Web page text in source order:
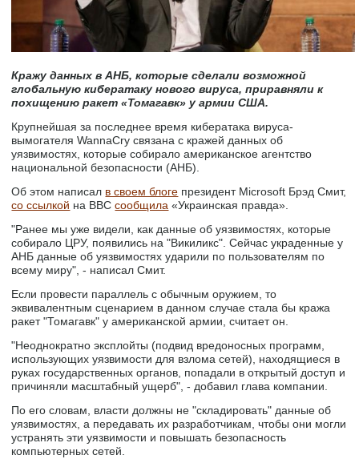
Кражу данных в АНБ, которые сделали возможной
глобальную кибератаку нового вируса, приравняли к
похищению ракет «Томагавк» у армии США.
Крупнейшая за последнее время кибератака вируса-
вымогателя WannaCry связана с кражей данных об
уязвимостях, которые собирало американское агентство
национальной безопасности (АНБ).
Об этом написал в своем блоге президент Microsoft Брэд Смит,
со ссылкой на BBCсообщила «Украинская правда».
"Ранее мы уже видели, как данные об уязвимостях, которые
собирало ЦРУ, появились на "Викиликс". Сейчас украденные у
АНБ данные об уязвимостях ударили по пользователям по
всему миру", - написал Смит.
Если провести параллель с обычным оружием, то
эквивалентным сценарием в данном случае стала бы кража
ракет "Томагавк" у американской армии, считает он.
"Неоднократно эксплойты (подвид вредоносных программ,
использующих уязвимости для взлома сетей), находящиеся в
руках государственных органов, попадали в открытый доступ и
причиняли масштабный ущерб", - добавил глава компании.
По его словам, власти должны не "складировать" данные об
уязвимостях, а передавать их разработчикам, чтобы они могли
устранять эти уязвимости и повышать безопасность
компьютерных сетей.